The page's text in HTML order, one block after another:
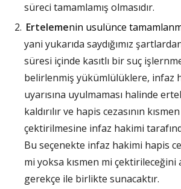
süreci tamamlamış olmasıdır.
Ertelemenin usulünce
yani yukarıda saydığımız
süresi içinde kasıtlı bir suç
belirlenmiş yükümlülüklere, infaz
uyarısına uyulmaması halinde
kaldırılır ve hapis cezasının
çektirilmesine infaz hakimi
Bu seçenekte infaz hakimi hapis
mi yoksa kısmen mi çektirileceğini
gerekçe ile birlikte sunacaktır.